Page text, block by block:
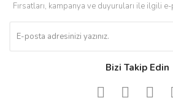
Fırsatları, kampanya ve duyuruları ile ilgili
Bizi Takip Edin